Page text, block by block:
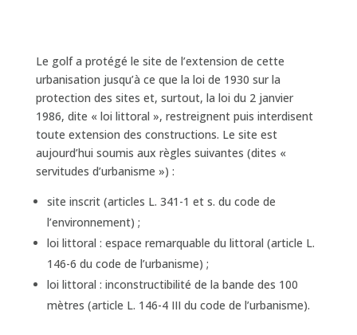
Le golf a protégé le site de l’extension de cette
urbanisation jusqu’à ce que la loi de 1930 sur la
protection des sites et, surtout, la loi du 2 janvier
1986, dite « loi littoral », restreignent puis interdisent
toute extension des constructions. Le site est
aujourd’hui soumis aux règles suivantes (dites «
servitudes d’urbanisme ») :
site inscrit (articles L. 341-1 et s. du code de
l’environnement) ;
loi littoral : espace remarquable du littoral (article L.
146-6 du code de l’urbanisme) ;
loi littoral : inconstructibilité de la bande des 100
mètres (article L. 146-4 III du code de l’urbanisme).